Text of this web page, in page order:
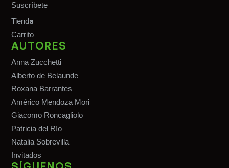
Suscríbete
Tienda
Carrito
AUTORES
Anna Zucchetti
Alberto de Belaunde
Roxana Barrantes
Américo Mendoza Mori
Giacomo Roncagliolo
Patricia del Río
Natalia Sobrevilla
Invitados